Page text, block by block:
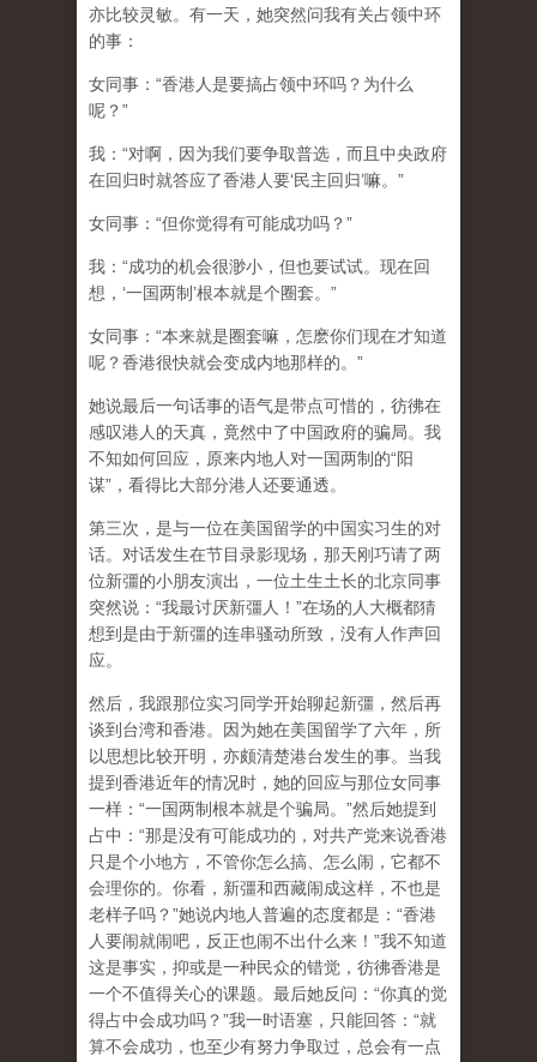
亦比较灵敏。有一天，她突然问我有关占领中环
的事：
女同事：“香港人是要搞占领中环吗？为什么
呢？”
我：“对啊，因为我们要争取普选，而且中央政府
在回归时就答应了香港人要‘民主回归’嘛。”
女同事：“但你觉得有可能成功吗？”
我：“成功的机会很渺小，但也要试试。现在回
想，‘一国两制’根本就是个圈套。”
女同事：“本来就是圈套嘛，怎麽你们现在才知道
呢？香港很快就会变成内地那样的。”
她说最后一句话事的语气是带点可惜的，彷彿在
感叹港人的天真，竟然中了中国政府的骗局。我
不知如何回应，原来内地人对一国两制的“阳
谋”，看得比大部分港人还要通透。
第三次，是与一位在美国留学的中国实习生的对
话。对话发生在节目录影现场，那天刚巧请了两
位新彊的小朋友演出，一位土生土长的北京同事
突然说：“我最讨厌新彊人！”在场的人大概都猜
想到是由于新彊的连串骚动所致，没有人作声回
应。
然后，我跟那位实习同学开始聊起新彊，然后再
谈到台湾和香港。因为她在美国留学了六年，所
以思想比较开明，亦颇清楚港台发生的事。当我
提到香港近年的情况时，她的回应与那位女同事
一样：“一国两制根本就是个骗局。”然后她提到
占中：“那是没有可能成功的，对共产党来说香港
只是个小地方，不管你怎么搞、怎么闹，它都不
会理你的。你看，新彊和西藏闹成这样，不也是
老样子吗？”她说内地人普遍的态度都是：“香港
人要闹就闹吧，反正也闹不出什么来！”我不知道
这是事实，抑或是一种民众的错觉，彷彿香港是
一个不值得关心的课题。最后她反问：“你真的觉
得占中会成功吗？”我一时语塞，只能回答：“就
算不会成功，也至少有努力争取过，总会有一点